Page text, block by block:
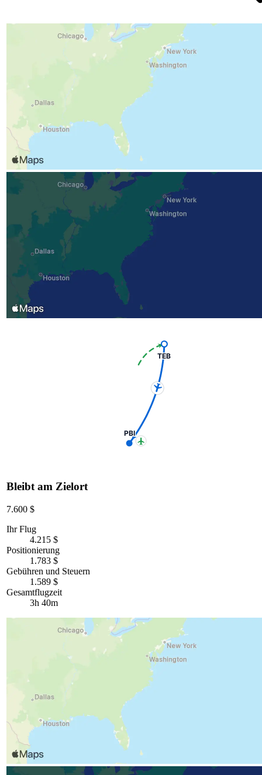
TEB
PBI
Bleibt am Zielort
7.600 $
Ihr Flug
4.215 $
Positionierung
1.783 $
Gebühren und Steuern
1.589 $
Gesamtflugzeit
3h 40m